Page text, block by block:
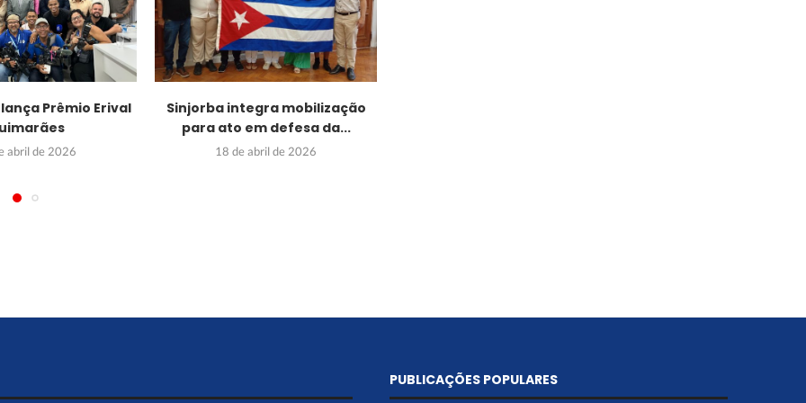
Prêmio Erival
abril de 2026
Sinjorba integra mobilização
para ato em defesa da...
18 de abril de 2026
PUBLICAÇÕES POPULARES